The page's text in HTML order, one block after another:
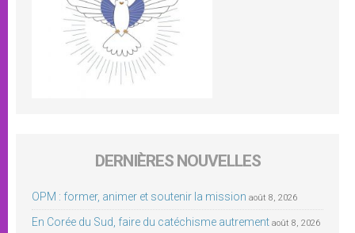
DERNIÈRES NOUVELLES
OPM : former, animer et soutenir la mission août 8, 2026
En Corée du Sud, faire du catéchisme autrement août 8, 2026